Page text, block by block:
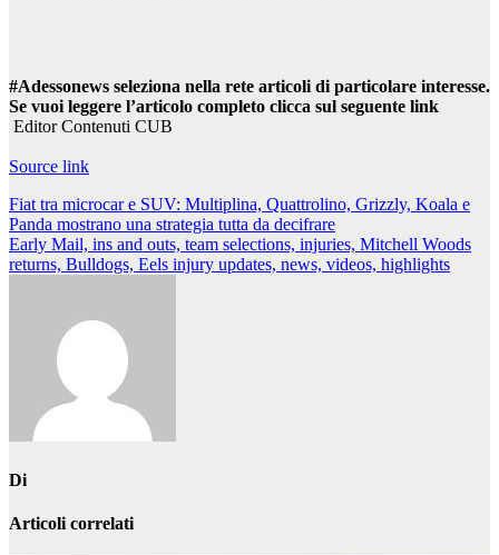
#Adessonews seleziona nella rete articoli di particolare interesse.
Se vuoi leggere l’articolo completo clicca sul seguente link
Editor Contenuti CUB
Source link
Navigazione
articoli
Fiat tra microcar e SUV: Multiplina, Quattrolino, Grizzly, Koala e
Panda mostrano una strategia tutta da decifrare
Early Mail, ins and outs, team selections, injuries, Mitchell Woods
returns, Bulldogs, Eels injury updates, news, videos, highlights
Di
Articoli correlati